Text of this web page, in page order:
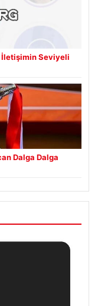
İletişimin Seviyeli
Dalga Dalga